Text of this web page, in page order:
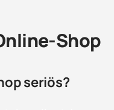
Shop
seriös?